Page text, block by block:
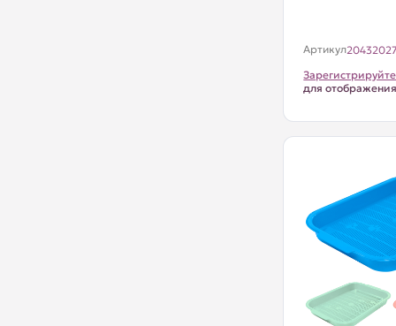
Артикул
для